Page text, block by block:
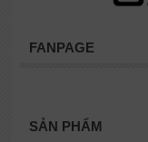
FANPAGE
SẢN PHẨM